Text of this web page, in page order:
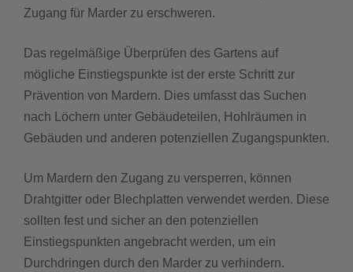
Zugang für Marder zu erschweren.
Das regelmäßige Überprüfen des Gartens auf
mögliche Einstiegspunkte ist der erste Schritt zur
Prävention von Mardern. Dies umfasst das Suchen
nach Löchern unter Gebäudeteilen, Hohlräumen in
Gebäuden und anderen potenziellen Zugangspunkten.
Um Mardern den Zugang zu versperren, können
Drahtgitter oder Blechplatten verwendet werden. Diese
sollten fest und sicher an den potenziellen
Einstiegspunkten angebracht werden, um ein
Durchdringen durch den Marder zu verhindern.